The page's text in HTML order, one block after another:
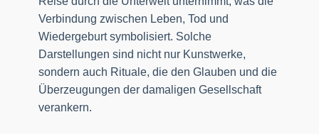
Verbindung zwischen Leben, Tod und
Wiedergeburt symbolisiert. Solche
Darstellungen sind nicht nur Kunstwerke,
sondern auch Rituale, die den Glauben und die
Überzeugungen der damaligen Gesellschaft
verankern.